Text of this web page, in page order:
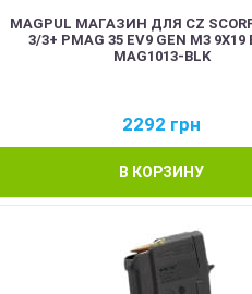
MAGPUL МАГАЗИН ДЛЯ CZ
3/3+ PMAG 35 EV9 GEN M3 9X19
MAG1013-BLK
2292 грн
В КОРЗИНУ